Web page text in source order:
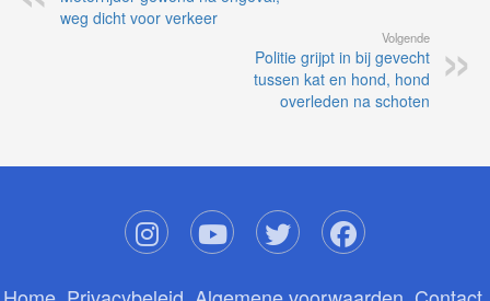
weg dicht voor verkeer
Volgende
Politie grijpt in bij gevecht
tussen kat en hond, hond
overleden na schoten